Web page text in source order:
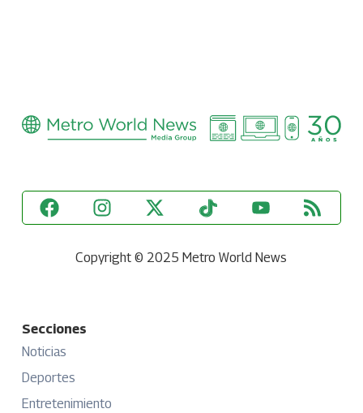
Copyright © 2025 Metro World News
Secciones
Noticias
Deportes
Entretenimiento